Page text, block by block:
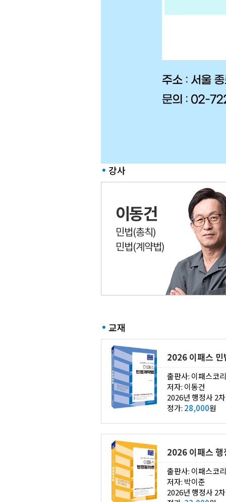
강사
이동건
민법(총칙)
민법(계약법)
교재
2026 이패스 민
출판사: 이패스코
저자: 이동건
정가: 28,000원
2026 이패스 행
출판사: 이패스코
저자: 박이준